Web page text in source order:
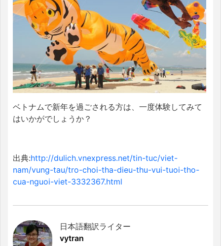
ベトナムで新年を過ごされる方は、一度体験してみて
はいかがでしょうか？
出典:http://dulich.vnexpress.net/tin-tuc/viet-
nam/vung-tau/tro-choi-tha-dieu-thu-vui-tuoi-tho-
cua-nguoi-viet-3332367.html
日本語翻訳ライター
vytran